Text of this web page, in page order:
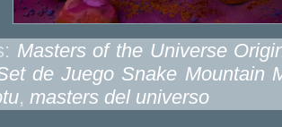
Masters of the Universe
de Juego Snake Mountain
, masters del universo